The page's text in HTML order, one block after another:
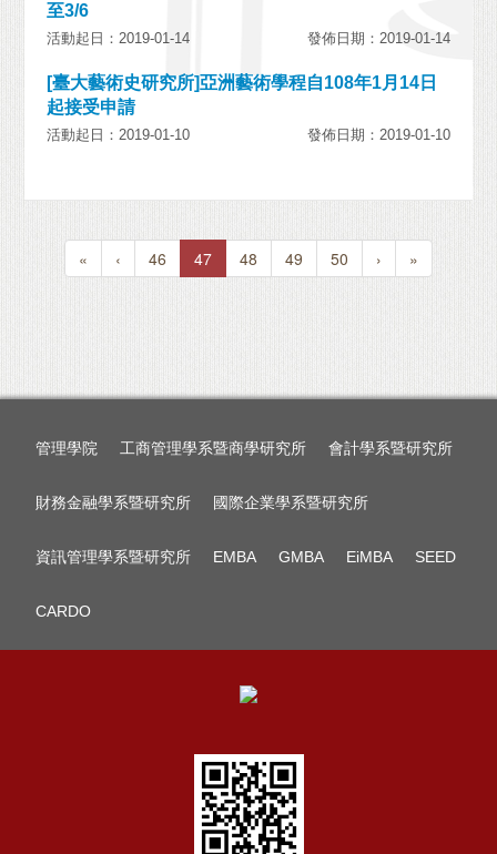
至3/6
活動起日：2019-01-14 發佈日期：2019-01-14
[臺大藝術史研究所]亞洲藝術學程自108年1月14日
起接受申請
活動起日：2019-01-10 發佈日期：2019-01-10
« ‹ 46 47 48 49 50 › »
管理學院 工商管理學系暨商學研究所 會計學系暨研究所
財務金融學系暨研究所 國際企業學系暨研究所
資訊管理學系暨研究所 EMBA GMBA EiMBA SEED
CARDO